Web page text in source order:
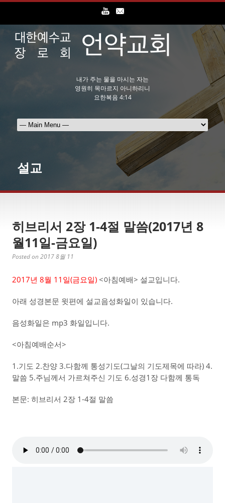
내가 주는 물을 마시는 자는
영원히 목마르지 아니하리니
요한복음 4:14
설교
히브리서 2장 1-4절 말씀(2017년 8
월11일-금요일)
Posted on 2017 8월 11
2017년 8월 11일(금요일) <아침예배> 설교입니다.
아래 성경본문 윗편에 설교음성화일이 있습니다.
음성화일은 mp3 화일입니다.
<아침예배순서>
1.기도 2.찬양 3.다함께 통성기도(그날의 기도제목에 따라) 4.
말씀 5.주님께서 가르쳐주신 기도 6.성경1장 다함께 통독
본문: 히브리서 2장 1-4절 말씀